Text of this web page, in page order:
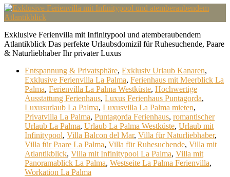
Exklusive Ferienvilla mit Infinitypool und atemberaubendem
Atlantikblick Das perfekte Urlaubsdomizil für Ruhesuchende, Paare
& Naturliebhaber Ihr privater Luxus
Entspannung & Privatsphäre, Exklusiv Urlaub Kanaren,
Exklusive Ferienvilla La Palma, Ferienhaus mit Meerblick La
Palma, Ferienvilla La Palma Westküste, Hochwertige
Ausstattung Ferienhaus, Luxus Ferienhaus Puntagorda,
Luxusurlaub La Palma, Luxusvilla La Palma mieten,
Privatvilla La Palma, Puntagorda Ferienhaus, romantischer
Urlaub La Palma, Urlaub La Palma Westküste, Urlaub mit
Infinitypool, Villa Balcon del Mar, Villa für Naturliebhaber,
Villa für Paare La Palma, Villa für Ruhesuchende, Villa mit
Atlantikblick, Villa mit Infinitypool La Palma, Villa mit
Panoramablick La Palma, Westseite La Palma Ferienvilla,
Workation La Palma